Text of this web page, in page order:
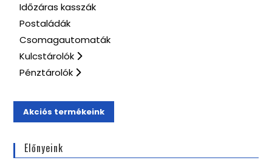
Időzáras kasszák
Postaládák
Csomagautomaták
Kulcstárolók
Pénztárolók
Akciós termékeink
Előnyeink